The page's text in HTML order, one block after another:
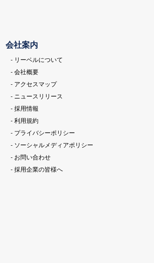
会社案内
- リーベルについて
- 会社概要
- アクセスマップ
- ニュースリリース
- 採用情報
- 利用規約
- プライバシーポリシー
- ソーシャルメディアポリシー
- お問い合わせ
- 採用企業の皆様へ